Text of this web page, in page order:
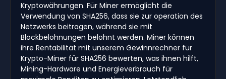
Kryptowährungen. Für Miner ermöglicht die
Verwendung von SHA256, dass sie zur operation des
Netzwerks beitragen, während sie mit
Blockbelohnungen belohnt werden. Miner können
ihre Rentabilität mit unserem Gewinnrechner für
Krypto-Miner für SHA256 bewerten, was ihnen hilft,
Mining-Hardware und Energieverbrauch für